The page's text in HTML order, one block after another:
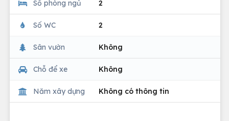
Số phòng ngủ 2
Số WC 2
Sân vườn Không
Chỗ để xe Không
Năm xây dựng Không có thông tin